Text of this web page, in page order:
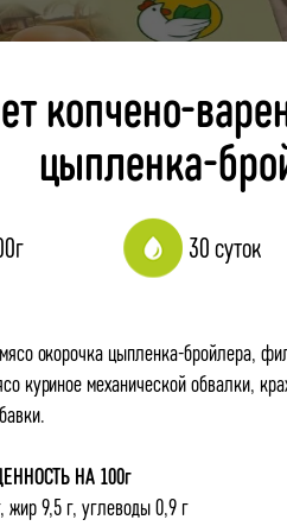
копчено-
цыпленка-
30 суток
окорочка цыпленка-бройлера,
куриное механической обвалки,
НА 100г
жир 9,5 г, углеводы 0,9 г